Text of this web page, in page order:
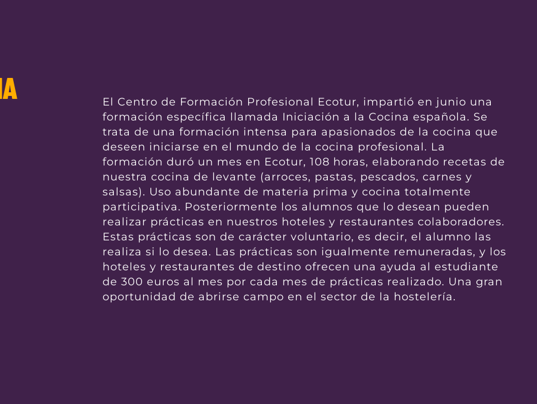
El Centro de Formación Profesional Ecotur, impartió en junio una
formación específica llamada Iniciación a la Cocina española. Se
trata de una formación intensa para apasionados de la cocina que
deseen iniciarse en el mundo de la cocina profesional. La
formación duró un mes en Ecotur, 108 horas, elaborando recetas de
nuestra cocina de levante (arroces, pastas, pescados, carnes y
salsas). Uso abundante de materia prima y cocina totalmente
participativa. Posteriormente los alumnos que lo desean pueden
realizar prácticas en nuestros hoteles y restaurantes colaboradores.
Estas prácticas son de carácter voluntario, es decir, el alumno las
realiza si lo desea. Las prácticas son igualmente remuneradas, y los
hoteles y restaurantes de destino ofrecen una ayuda al estudiante
de 300 euros al mes por cada mes de prácticas realizado. Una gran
oportunidad de abrirse campo en el sector de la hostelería.